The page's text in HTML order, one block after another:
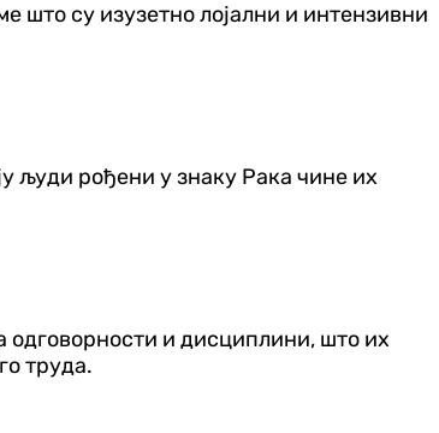
што су изузетно лојални и интензивни
људи рођени у знаку Рака чине их
одговорности и дисциплини, што их
труда.